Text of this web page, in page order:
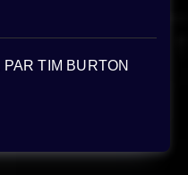
TIM BURTON